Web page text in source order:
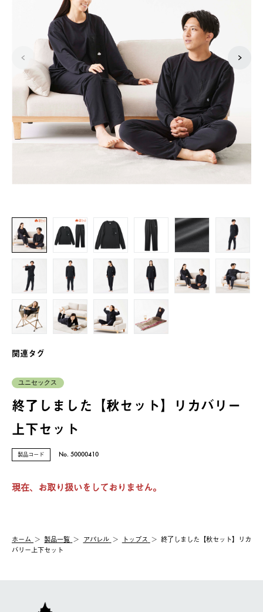
関連タグ
ユニセックス
終了しました【秋セット】リカバリー
上下セット
製品コード No. 50000410
現在、お取り扱いをしておりません。
ホーム 製品⼀覧 アパレル トップス
終了しました【秋セット】リカ
バリー上下セット